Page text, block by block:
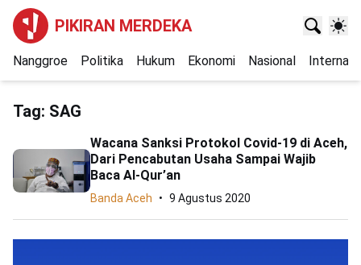
PIKIRAN MERDEKA
Nanggroe Politika Hukum Ekonomi Nasional
Tag: SAG
Wacana Sanksi Protokol Covid-19 di Aceh,
Dari Pencabutan Usaha Sampai Wajib
Baca Al-Qur’an
Banda Aceh 9 Agustus 2020